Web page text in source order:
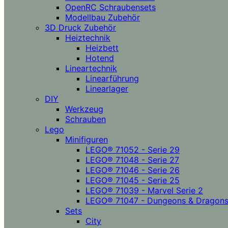
OpenRC Schraubensets
Modellbau Zubehör
3D Druck Zubehör
Heiztechnik
Heizbett
Hotend
Lineartechnik
Linearführung
Linearlager
DIY
Werkzeug
Schrauben
Lego
Minifiguren
LEGO® 71052 - Serie 29
LEGO® 71048 - Serie 27
LEGO® 71046 - Serie 26
LEGO® 71045 - Serie 25
LEGO® 71039 - Marvel Serie 2
LEGO® 71047 - Dungeons & Dragons
Sets
City